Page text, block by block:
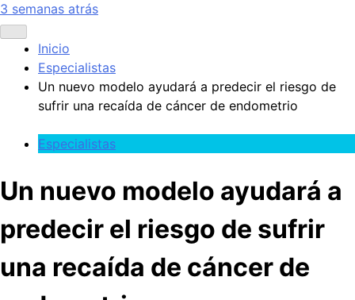
3 semanas atrás
Inicio
Especialistas
Un nuevo modelo ayudará a predecir el riesgo de
sufrir una recaída de cáncer de endometrio
Especialistas
Un nuevo modelo ayudará a
predecir el riesgo de sufrir
una recaída de cáncer de